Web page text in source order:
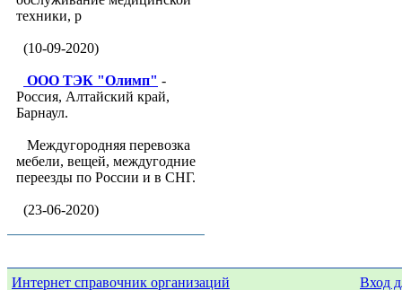
техники, р
(10-09-2020)
ООО ТЭК "Олимп" -
Россия, Алтайский край,
Барнаул.
Междугородняя перевозка
мебели, вещей, междугодние
переезды по России и в СНГ.
(23-06-2020)
Интернет справочник организаций
Вход